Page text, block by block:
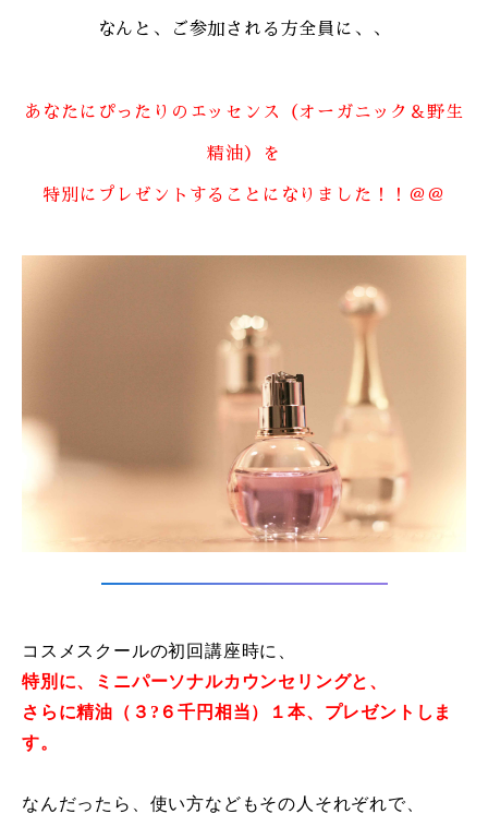
なんと、ご参加される方全員に、、
あなたにぴったりのエッセンス（オーガニック＆野生
精油）を
特別にプレゼントすることになりました！！＠＠
コスメスクールの初回講座時に、
特別に、ミニパーソナルカウンセリングと、
さらに精油（３?６千円相当）１本、プレゼントしま
す。
なんだったら、使い方などもその人それぞれで、